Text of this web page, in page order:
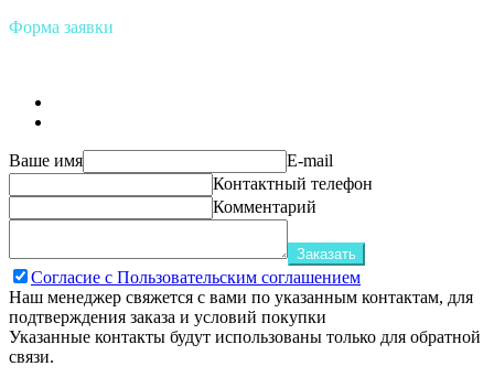
Форма заявки
Ваше имя
E-mail
Контактный телефон
Комментарий
Заказать
Согласие с Пользовательским соглашением
Наш менеджер свяжется с вами по указанным контактам, для
подтверждения заказа и условий покупки
Указанные контакты будут использованы только для обратной
связи.